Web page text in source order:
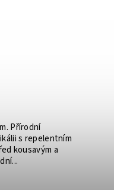
Přírodní
s repelentním
kousavým a